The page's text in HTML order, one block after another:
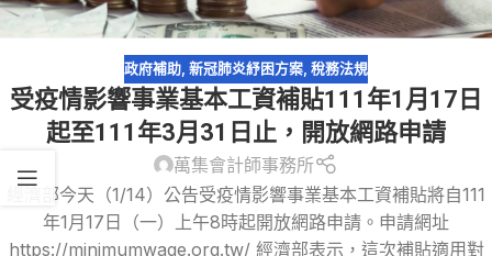
政府補助, 新冠肺炎紓困方案, 稅務法規
受疫情影響事業基本工資補貼111年1月17日
起至111年3月31日止，開放網路申請
萬集會計師事務所
經濟部今天（1/14）公告受疫情影響事業基本工資補貼將自111
年1月17日（一）上午8時起開放網路申請。申請網址
https://minimumwage.org.tw/ 經濟部表示，這次補貼適用對